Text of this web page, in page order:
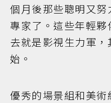
個月後那些聰明又
專家了。這些年輕
去就是影視生力軍
始。
優秀的場景組和美